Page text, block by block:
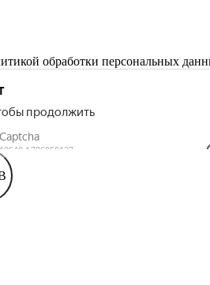
обработки персональных